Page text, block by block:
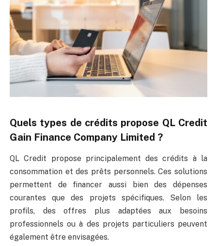
Quels types de crédits propose QL Credit
Gain Finance Company Limited ?
QL Credit propose principalement des crédits à la
consommation et des prêts personnels. Ces solutions
permettent de financer aussi bien des dépenses
courantes que des projets spécifiques. Selon les
profils, des offres plus adaptées aux besoins
professionnels ou à des projets particuliers peuvent
également être envisagées.